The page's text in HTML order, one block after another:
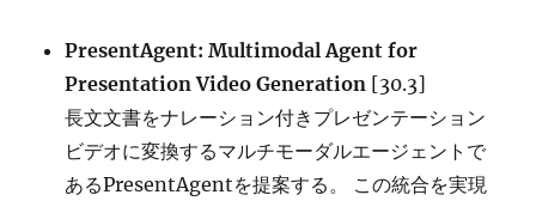
PresentAgent: Multimodal Agent for
Presentation Video Generation [30.3]
長文文書をナレーション付きプレゼンテーション
ビデオに変換するマルチモーダルエージェントで
あるPresentAgentを提案する。 この統合を実現